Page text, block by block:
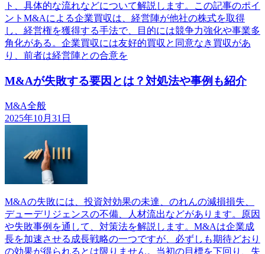
ト、具体的な流れなどについて解説します。この記事のポイ
ントM&Aによる企業買収は、経営陣が他社の株式を取得
し、経営権を獲得する手法で、目的には競争力強化や事業多
角化がある。企業買収には友好的買収と同意なき買収があ
り、前者は経営陣との合意を
M&Aが失敗する要因とは？対処法や事例も紹介
M&A全般
2025年10月31日
M&Aの失敗には、投資対効果の未達、のれんの減損損失、
デューデリジェンスの不備、人材流出などがあります。原因
や失敗事例を通して、対策法を解説します。M&Aは企業成
長を加速させる成長戦略の一つですが、必ずしも期待どおり
の効果が得られるとは限りません。当初の目標を下回り、失